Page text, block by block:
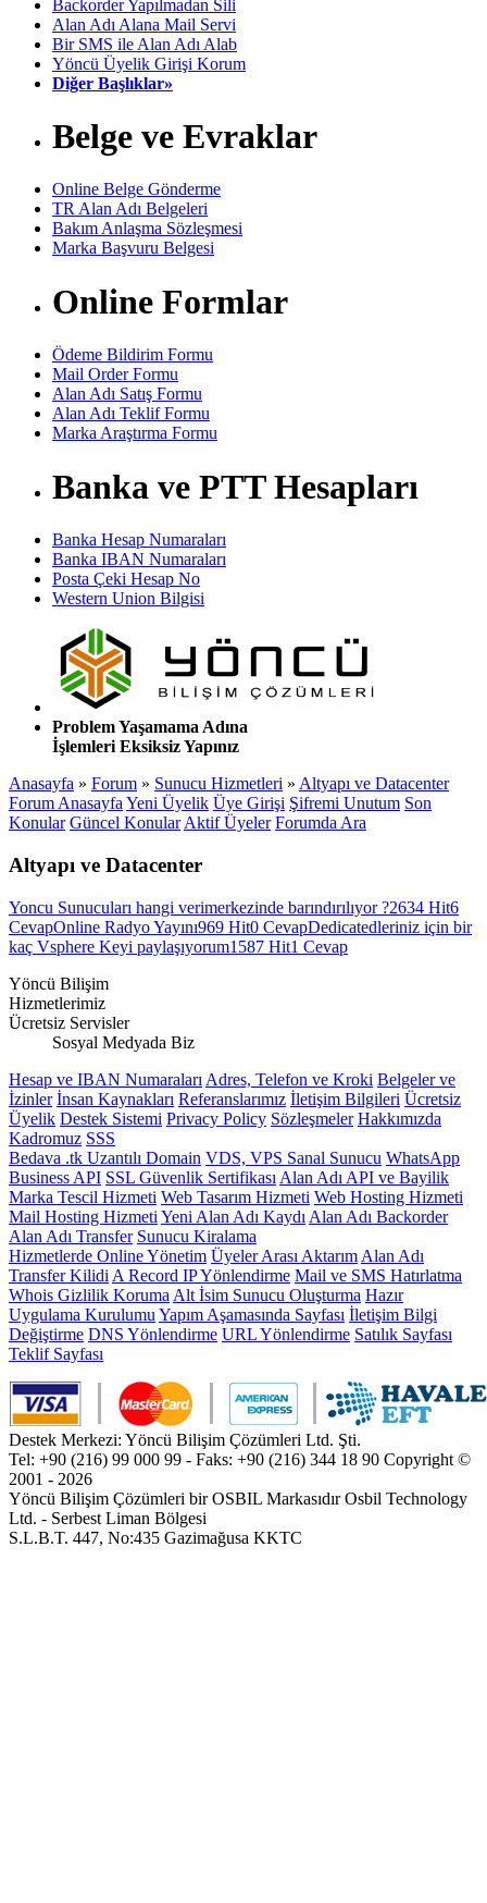
Backorder Yapılmadan Sili
Alan Adı Alana Mail Servi
Bir SMS ile Alan Adı Alab
Yöncü Üyelik Girişi Korum
Diğer Başlıklar»
Belge ve Evraklar
Online Belge Gönderme
TR Alan Adı Belgeleri
Bakım Anlaşma Sözleşmesi
Marka Başvuru Belgesi
Online Formlar
Ödeme Bildirim Formu
Mail Order Formu
Alan Adı Satış Formu
Alan Adı Teklif Formu
Marka Araştırma Formu
Banka ve PTT Hesapları
Banka Hesap Numaraları
Banka IBAN Numaraları
Posta Çeki Hesap No
Western Union Bilgisi
Problem Yaşamama Adına
İşlemleri Eksiksiz Yapınız
Anasayfa » Forum » Sunucu Hizmetleri » Altyapı ve Datacenter
Forum Anasayfa Yeni Üyelik Üye Girişi Şifremi Unutum Son
Konular Güncel Konular Aktif Üyeler Forumda Ara
Altyapı ve Datacenter
Yoncu Sunucuları hangi verimerkezinde barındırılıyor ?2634 Hit6
CevapOnline Radyo Yayını969 Hit0 CevapDedicatedleriniz için bir
kaç Vsphere Keyi paylaşıyorum1587 Hit1 Cevap
Yöncü Bilişim
Hizmetlerimiz
Ücretsiz Servisler
Sosyal Medyada Biz
Hesap ve IBAN Numaraları Adres, Telefon ve Kroki Belgeler ve
İzinler İnsan Kaynakları Referanslarımız İletişim Bilgileri Ücretsiz
Üyelik Destek Sistemi Privacy Policy Sözleşmeler Hakkımızda
Kadromuz SSS
Bedava .tk Uzantılı Domain VDS, VPS Sanal Sunucu WhatsApp
Business API SSL Güvenlik Sertifikası Alan Adı API ve Bayilik
Marka Tescil Hizmeti Web Tasarım Hizmeti Web Hosting Hizmeti
Mail Hosting Hizmeti Yeni Alan Adı Kaydı Alan Adı Backorder
Alan Adı Transfer Sunucu Kiralama
Hizmetlerde Online Yönetim Üyeler Arası Aktarım Alan Adı
Transfer Kilidi A Record IP Yönlendirme Mail ve SMS Hatırlatma
Whois Gizlilik Koruma Alt İsim Sunucu Oluşturma Hazır
Uygulama Kurulumu Yapım Aşamasında Sayfası İletişim Bilgi
Değiştirme DNS Yönlendirme URL Yönlendirme Satılık Sayfası
Teklif Sayfası
Destek Merkezi: Yöncü Bilişim Çözümleri Ltd. Şti.
Tel: +90 (216) 99 000 99 - Faks: +90 (216) 344 18 90 Copyright ©
2001 - 2026
Yöncü Bilişim Çözümleri bir OSBIL Markasıdır Osbil Technology
Ltd. - Serbest Liman Bölgesi
S.L.B.T. 447, No:435 Gazimağusa KKTC